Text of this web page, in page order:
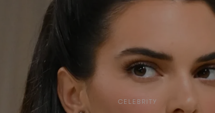
CELEBRITY